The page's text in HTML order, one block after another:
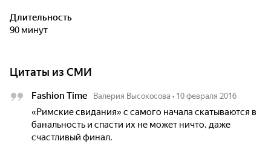
Длительность
90 минут
Цитаты из СМИ
Fashion Time Валерия Высокосова • 10 февраля 2016
«Римские свидания» с самого начала скатываются в
банальность и спасти их не может ничто, даже
счастливый финал.